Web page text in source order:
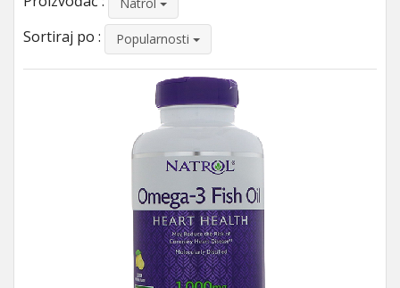
Sortiraj po : Popularnosti